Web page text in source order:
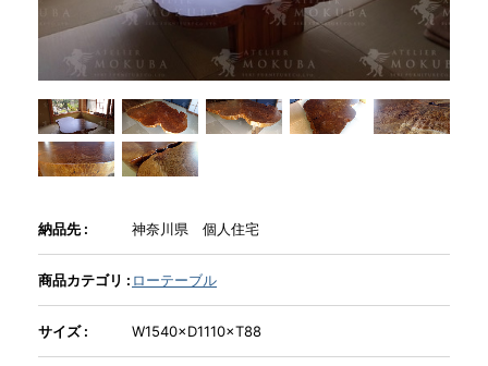
イベント
WEBカタログ
全商品一覧
新入荷情報
納品事例
納品先 : 神奈川県 個人住宅
商品カテゴリ : ローテーブル
サイズ : W1540×D1110×T88